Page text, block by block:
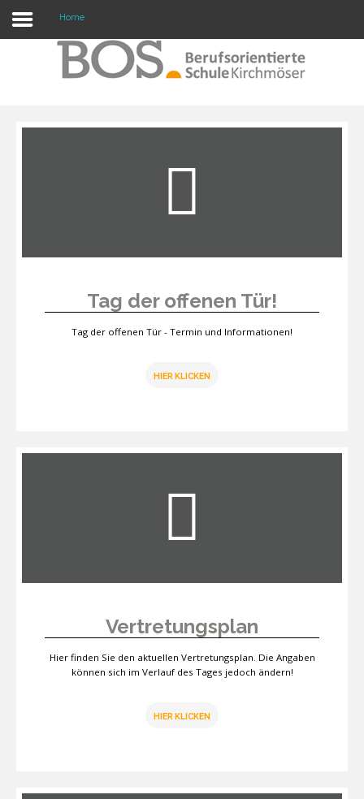
Warning: "continue" targeting switch is equivalent
Home
Tag der offenen Tür!
Tag der offenen Tür - Termin und Informationen!
HIER KLICKEN
Vertretungsplan
Hier finden Sie den aktuellen Vertretungsplan. Die Angaben
können sich im Verlauf des Tages jedoch ändern!
HIER KLICKEN